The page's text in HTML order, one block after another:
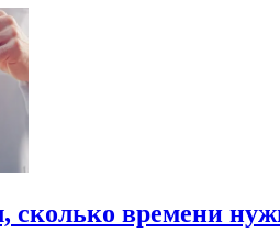
сколько времени